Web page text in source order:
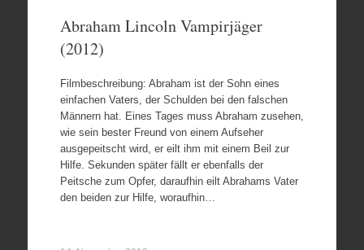
Abraham Lincoln Vampirjäger
(2012)
Filmbeschreibung: Abraham ist der Sohn eines
einfachen Vaters, der Schulden bei den falschen
Männern hat. Eines Tages muss Abraham zusehen,
wie sein bester Freund von einem Aufseher
ausgepeitscht wird, er eilt ihm mit einem Beil zur
Hilfe. Sekunden später fällt er ebenfalls der
Peitsche zum Opfer, daraufhin eilt Abrahams Vater
den beiden zur Hilfe, woraufhin…